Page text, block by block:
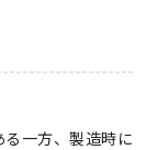
一方、製造時に